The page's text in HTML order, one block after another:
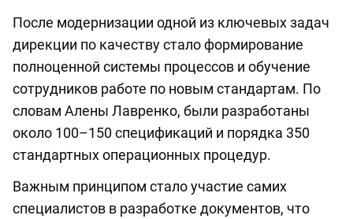
После модернизации одной из ключевых задач
дирекции по качеству стало формирование
полноценной системы процессов и обучение
сотрудников работе по новым стандартам. По
словам Алены Лавренко, были разработаны
около 100–150 спецификаций и порядка 350
стандартных операционных процедур.
Важным принципом стало участие самих
специалистов в разработке документов, что